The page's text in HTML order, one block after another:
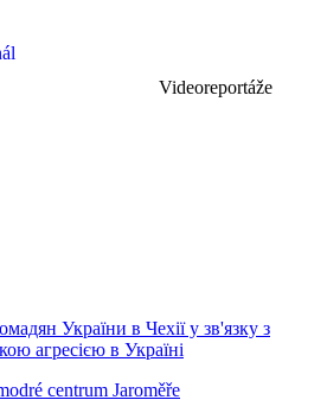
Videoreportáže
України в Чехії у зв'язку з
агресією в Україні
centrum Jaroměře